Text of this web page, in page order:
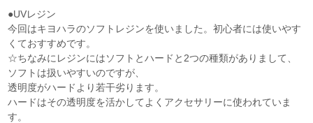
●UVレジン
今回はキヨハラのソフトレジンを使いました。初心者には使いやす
くておすすめです。
☆ちなみにレジンにはソフトとハードと2つの種類がありまして、
ソフトは扱いやすいのですが、
透明度がハードより若干劣ります。
ハードはその透明度を活かしてよくアクセサリーに使われていま
す。